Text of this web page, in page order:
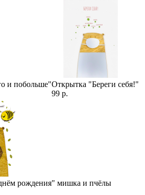
и побольше"Открытка "Береги себя!"
99 р.
рождения" мишка и пчёлы